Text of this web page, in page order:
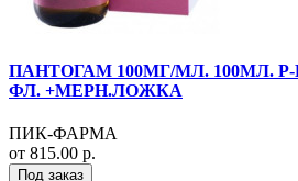
ПАНТОГАМ 100МГ/МЛ. 100МЛ.
ФЛ. +МЕРН.ЛОЖКА
ПИК-ФАРМА
от 815.00 р.
Под заказ